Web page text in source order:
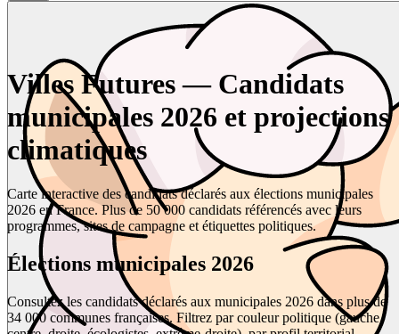
Villes Futures — Candidats
municipales 2026 et projections
climatiques
Carte interactive des candidats déclarés aux élections municipales
2026 en France. Plus de 50 000 candidats référencés avec leurs
programmes, sites de campagne et étiquettes politiques.
Élections municipales 2026
Consultez les candidats déclarés aux municipales 2026 dans plus de
34 000 communes françaises. Filtrez par couleur politique (gauche,